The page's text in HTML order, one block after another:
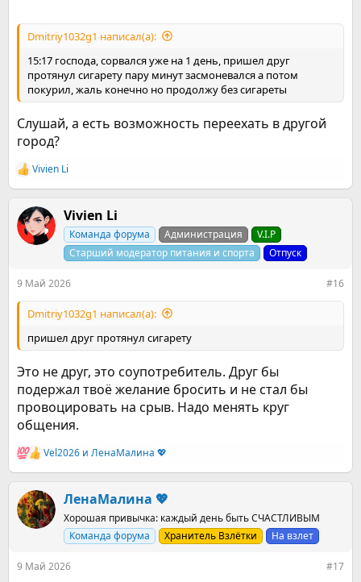
некультурно).
Карб- обязательно после тренировки чтобы расслабить
Бензин- после тренировки, когда карб надоедает или нет
тяги идти в заброшки.
Пива- 2-3 раза в неделю чисто чтобы по душам открыться с
друзьями и весело было
И ВОТ ГОСПОДА, Спасибо если вы прочитали мою историю,
иногда я плачу и жалею что этого бы не было если бы в тот
день я бы не пошел в туалет в школе. Сегодня я завершил
книгу Аллена Карра(Легкий способ Бросить курить), и
Надеюсь на вашу поддержку и буду благодарен если вы
поделитесь со мной "лайфхаками". День 1, 09.05.2026.
Заранее спасибо за поддержку.​
Dmitriy1032g1 написал(а):
15:17 господа, сорвался уже на 1 день, пришел друг
протянул сигарету пару минут засмоневался а потом
покурил, жаль конечно но продолжу без сигареты
Слушай, а есть возможность переехать в другой
город?
Р
е
к
ц
и
Vivien Li
Vivien Li
Команда форума Администрация
V.I.P
Старший модератор питания и спорта
Отпуск
9 Май 2026 #16
Dmitriy1032g1 написал(а):
пришел друг протянул сигарету
Это не друг, это соупотребитель. Друг бы
подержал твоё желание бросить и не стал бы
провоцировать на срыв. Надо менять круг
общения.
Р
е
к
ц
и
Vel2026 и ЛенаМалина 💖
ЛенаМалина 💖
Хорошая привычка: каждый день быть СЧАСТЛИВЫМ
Команда форума
Хранитель Взлётки На взлет
9 Май 2026 #17